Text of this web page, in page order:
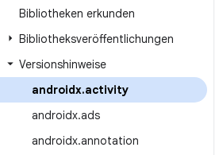
Bibliotheken erkunden
Bibliotheksveröffentlichungen
Versionshinweise
androidx.activity
androidx.ads
androidx.annotation